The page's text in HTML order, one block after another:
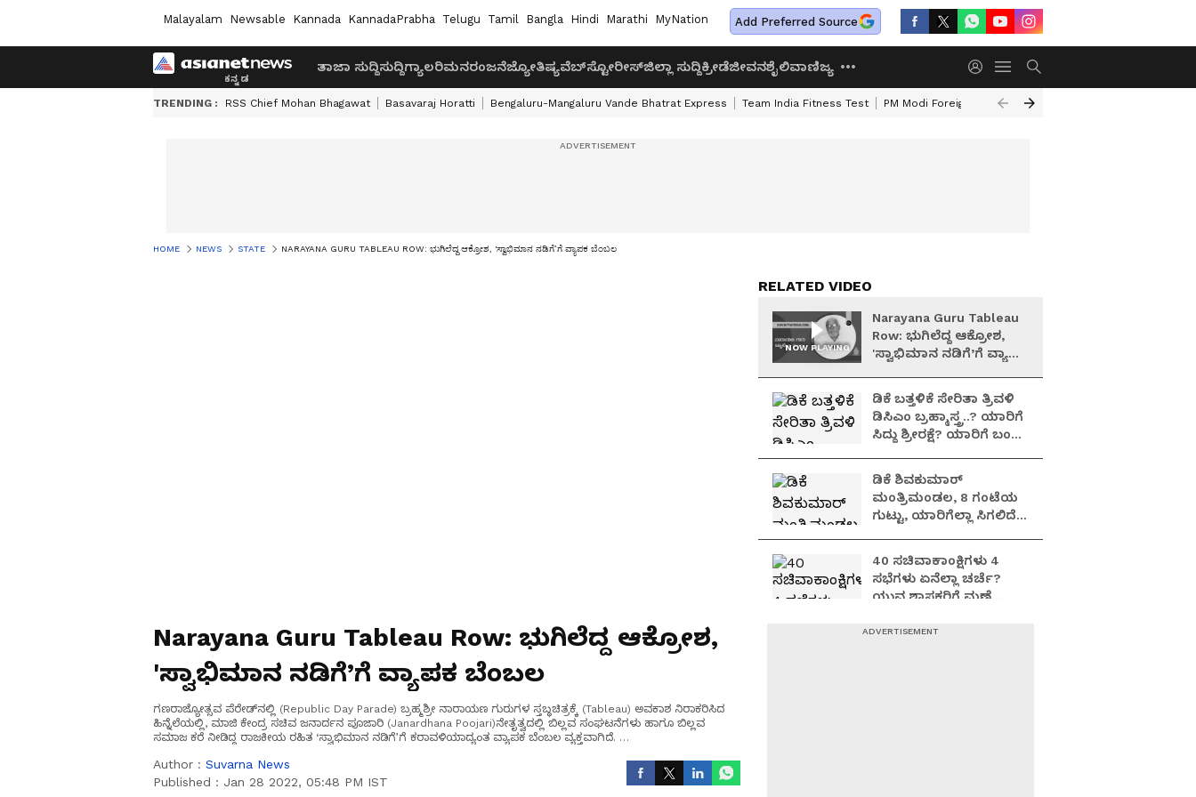
Malayalam Newsable Kannada KannadaPrabha Telugu Tamil Bangla Hindi Marathi MyNation Add Preferred Source
ತಾಜಾ ಸುದ್ದಿಸುದ್ದಿಗ್ಯಾಲರಿಮನರಂಜನೆಜ್ಯೋತಿಷ್ಯವೆಬ್‌ಸ್ಟೋರೀಸ್ಜಿಲ್ಲಾ ಸುದ್ದಿಕ್ರೀಡೆಜೀವನಶೈಲಿವಾಣಿಜ್ಯ
TRENDING : RSS Chief Mohan Bhagawat Basavaraj Horatti Bengaluru-Mangaluru Vande Bhatrat Express Team India Fitness Test PM Modi Foreign Travel Expenditure
HOME NEWS STATE NARAYANA GURU TABLEAU ROW: ಭುಗಿಲೆದ್ದ ಆಕ್ರೋಶ, 'ಸ್ವಾಭಿಮಾನ ನಡಿಗೆ’ಗೆ ವ್ಯಾಪಕ ಬೆಂಬಲ
Narayana Guru Tableau Row: ಭುಗಿಲೆದ್ದ ಆಕ್ರೋಶ,
'ಸ್ವಾಭಿಮಾನ ನಡಿಗೆ’ಗೆ ವ್ಯಾಪಕ ಬೆಂಬಲ
ಗಣರಾಜ್ಯೋತ್ಸವ ಪೆರೇಡ್‌ನಲ್ಲಿ (Republic Day Parade) ಬ್ರಹ್ಮಶ್ರೀ ನಾರಾಯಣ ಗುರುಗಳ ಸ್ತಬ್ಧಚಿತ್ರಕ್ಕೆ (Tableau) ಅವಕಾಶ ನಿರಾಕರಿಸಿದ
ಹಿನ್ನೆಲೆಯಲ್ಲಿ, ಮಾಜಿ ಕೇಂದ್ರ ಸಚಿವ ಜನಾರ್ದನ ಪೂಜಾರಿ (Janardhana Poojari)ನೇತೃತ್ವದಲ್ಲಿ ಬಿಲ್ಲವ ಸಂಘಟನೆಗಳು ಹಾಗೂ ಬಿಲ್ಲವ
ಸಮಾಜ ಕರೆ ನೀಡಿದ್ದ ರಾಜಕೀಯ ರಹಿತ ‘ಸ್ವಾಭಿಮಾನ ನಡಿಗೆ’ಗೆ ಕರಾವಳಿಯಾದ್ಯಂತ ವ್ಯಾಪಕ ಬೆಂಬಲ ವ್ಯಕ್ತವಾಗಿದೆ.
Author : Suvarna News
Published : Jan 28 2022, 05:48 PM IST
RELATED VIDEO
NOW PLAYING
Narayana Guru Tableau
Row: ಭುಗಿಲೆದ್ದ ಆಕ್ರೋಶ,
'ಸ್ವಾಭಿಮಾನ ನಡಿಗೆ’ಗೆ ವ್ಯಾಪಕ
ಡಿಕೆ ಬತ್ತಳಿಕೆ ಸೇರಿತಾ ತ್ರಿವಳಿ
ಡಿಸಿಎಂ ಬ್ರಹ್ಮಾಸ್ತ್ರ..? ಯಾರಿಗೆ
ಸಿದ್ದು ಶ್ರೀರಕ್ಷೆ? ಯಾರಿಗೆ ಬಂಡೆ
ಡಿಕೆ ಶಿವಕುಮಾರ್
ಮಂತ್ರಿಮಂಡಲ, 8 ಗಂಟೆಯ
ಗುಟ್ಟು, ಯಾರಿಗೆಲ್ಲಾ ಸಿಗಲಿದೆ
40 ಸಚಿವಾಕಾಂಕ್ಷಿಗಳು 4
ಸಭೆಗಳು ಏನೆಲ್ಲಾ ಚರ್ಚೆ?
ಯುವ ಶಾಸಕರಿಗೆ ಮಣೆ
ಹೈಕಮಾಂಡ್?